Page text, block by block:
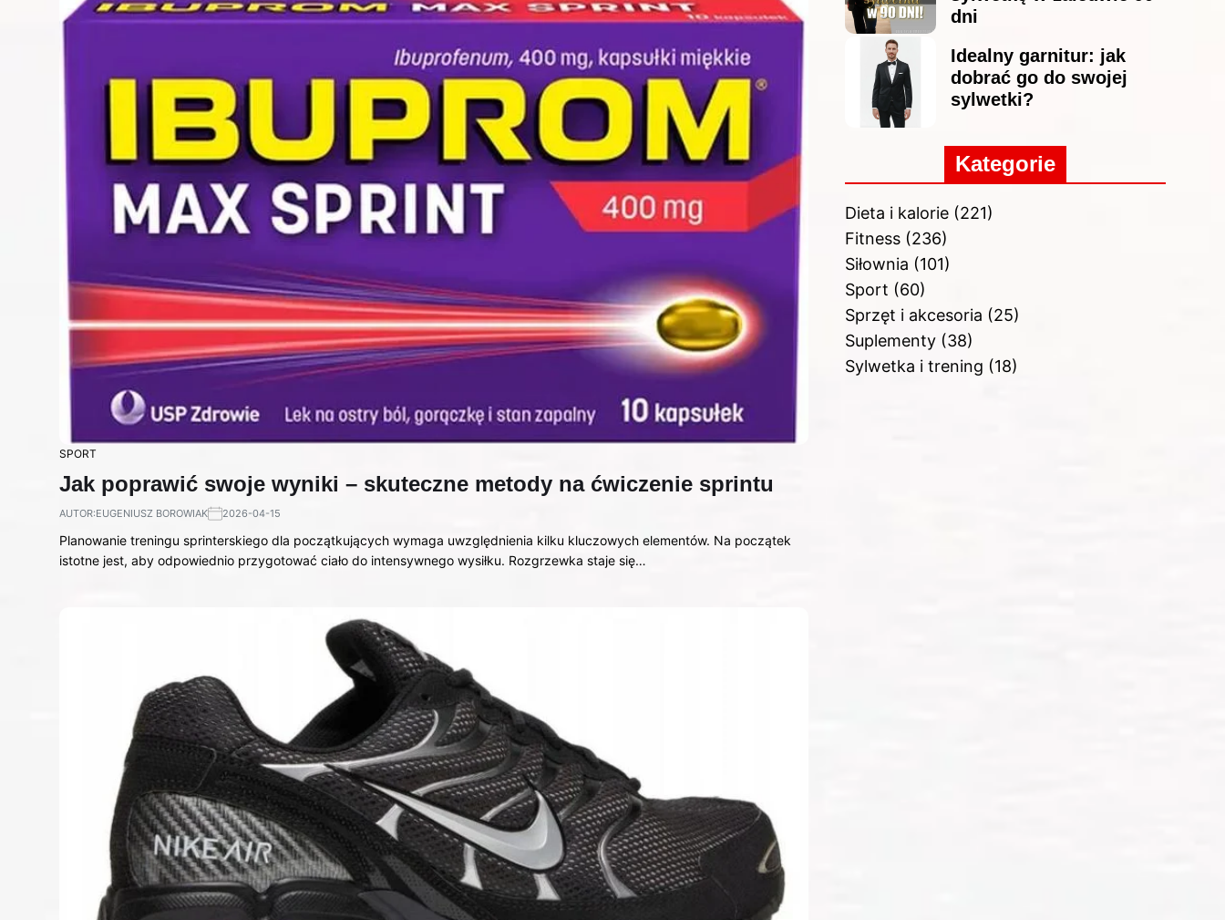
SPORT
Jak poprawić swoje wyniki – skuteczne metody na ćwiczenie sprintu
AUTOR:EUGENIUSZ BOROWIAK 2026-04-15
Planowanie treningu sprinterskiego dla początkujących wymaga uwzględnienia kilku kluczowych elementów. Na początek
istotne jest, aby odpowiednio przygotować ciało do intensywnego wysiłku. Rozgrzewka staje się…
dni
Idealny garnitur: jak
dobrać go do swojej
sylwetki?
Kategorie
Dieta i kalorie(221)
Fitness(236)
Siłownia (101)
Sport (60)
Sprzęt i akcesoria (25)
Suplementy(38)
Sylwetka i trening (18)